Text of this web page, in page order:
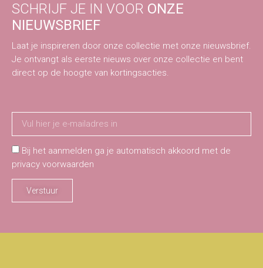
SCHRIJF JE IN VOOR ONZE
NIEUWSBRIEF
Laat je inspireren door onze collectie met onze nieuwsbrief.
Je ontvangt als eerste nieuws over onze collectie en bent
direct op de hoogte van kortingsacties.
Bij het aanmelden ga je automatisch akkoord met de
privacy voorwaarden
Verstuur